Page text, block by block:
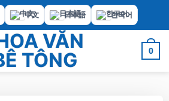
中文 日本語 한국어
0